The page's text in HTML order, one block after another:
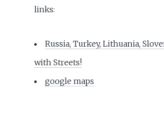
links:
Russia, Turkey, Lithuania,
with Streets!
google maps